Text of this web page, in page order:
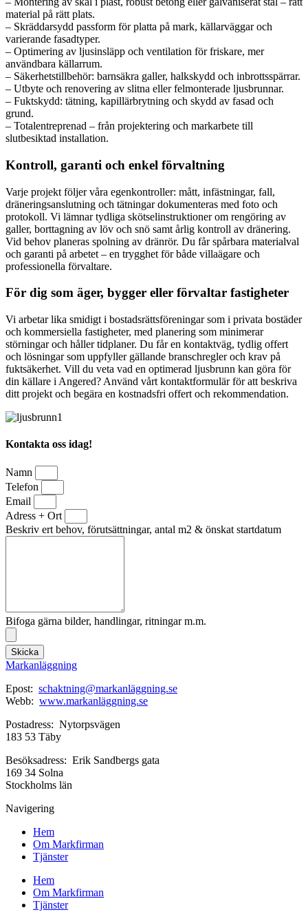
material på rätt plats.
– Skräddarsydd passform för platta på mark, källarväggar och
varierande fasadtyper.
– Optimering av ljusinsläpp och ventilation för friskare, mer
användbara källarrum.
– Säkerhetstillbehör: barnsäkra galler, halkskydd och inbrottsspärrar.
– Utbyte och renovering av slitna eller felmonterade ljusbrunnar.
– Fuktskydd: tätning, kapillärbrytning och skydd av fasad och
grund.
– Totalentreprenad – från projektering och markarbete till
slutbesiktad installation.
Kontroll, garanti och enkel förvaltning
Varje projekt följer våra egenkontroller: mått, infästningar, fall,
dräneringsanslutning och tätningar dokumenteras med foto och
protokoll. Vi lämnar tydliga skötselinstruktioner om rengöring av
galler, borttagning av löv och snö samt årlig kontroll av dränering.
Vid behov planeras spolning av dränrör. Du får spårbara materialval
och garanti på arbetet – en trygghet för både villaägare och
professionella förvaltare.
För dig som äger, bygger eller förvaltar fastigheter
Vi arbetar lika smidigt i bostadsrättsföreningar som i privata bostäder
och kommersiella fastigheter, med planering som minimerar
störningar och håller tidplaner. Du får en kontaktväg, tydlig offert
och lösningar som uppfyller gällande branschregler och krav på
fuktsäkerhet. Vill du veta vad en optimerad ljusbrunn kan göra för
din källare i Angered? Använd vårt kontaktformulär för att beskriva
ditt projekt och begära en kostnadsfri offert och rekommendation.
Kontakta oss idag!
Namn
Telefon
Email
Adress + Ort
Beskriv ert behov, förutsättningar, antal m2 & önskat startdatum
Bifoga gärna bilder, handlingar, ritningar m.m.
Skicka
Markanläggning
Epost: schaktning@markanläggning.se
Webb: www.markanläggning.se
Postadress: Nytorpsvägen
183 53 Täby
Besöksadress: Erik Sandbergs gata
169 34 Solna
Stockholms län
Navigering
Hem
Om Markfirman
Tjänster
Hem
Om Markfirman
Tjänster